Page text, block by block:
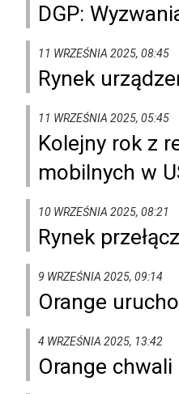
DGP:
11 WRZEŚNIA 2025, 08:45
Rynek
11 WRZEŚNIA 2025, 05:45
Kolejny rok z
mobilnych w
10 WRZEŚNIA 2025, 08:21
Rynek
9 WRZEŚNIA 2025, 09:14
Orange
4 WRZEŚNIA 2025, 13:42
Orange